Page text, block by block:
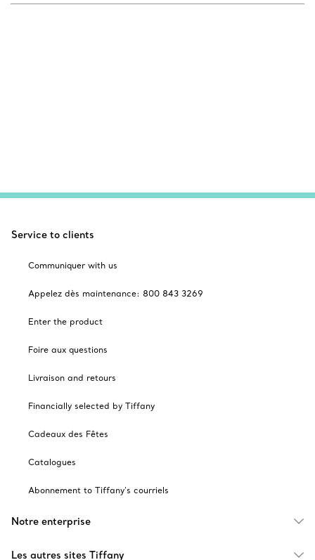
Service to clients
Communiquer with us
Appelez dès maintenance: 800 843 3269
Enter the product
Foire aux questions
Livraison and retours
Financially selected by Tiffany
Cadeaux des Fêtes
Catalogues
Abonnement to Tiffany's courriels
Notre enterprise
Les autres sites Tiffany